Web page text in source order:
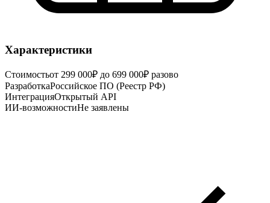
Характеристики
Стоимостьот 299 000₽ до 699 000₽ разово
РазработкаРоссийское ПО (Реестр РФ)
ИнтеграцияОткрытый API
ИИ-возможностиНе заявлены